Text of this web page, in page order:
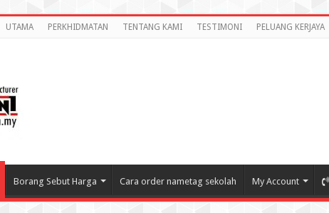
UTAMA PERKHIDMATAN TENTANG KAMI TESTIMONI PELUANG KERJAYA
Borang Sebut Harga Cara order nametag sekolah My Account